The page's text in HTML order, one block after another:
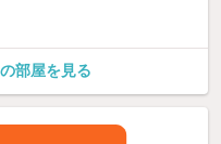
部屋を見る